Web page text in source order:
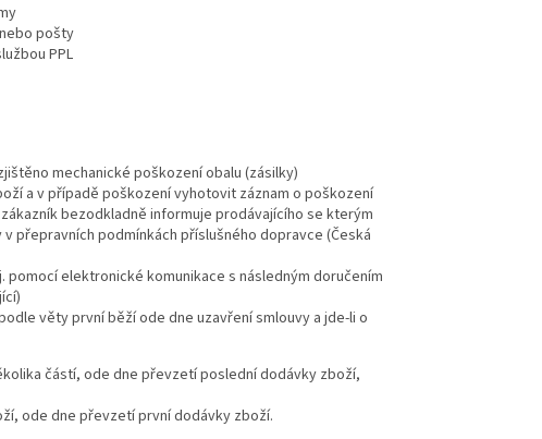
pošty
PPL
mechanické poškození obalu (zásilky)
a v případě poškození vyhotovit záznam o poškození
bezodkladně informuje prodávajícího se kterým
přepravních podmínkách příslušného dopravce (Česká
elektronické komunikace s následným doručením
věty první běží ode dne uzavření smlouvy a jde-li o
částí, ode dne převzetí poslední dodávky zboží,
ode dne převzetí první dodávky zboží.